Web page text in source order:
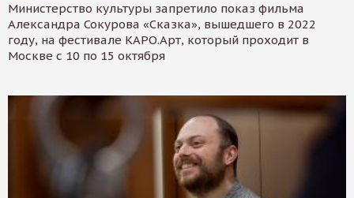
Министерство культуры запретило показ фильма
Александра Сокурова «Сказка», вышедшего в 2022
году, на фестивале КАРО.Арт, который проходит в
Москве с 10 по 15 октября